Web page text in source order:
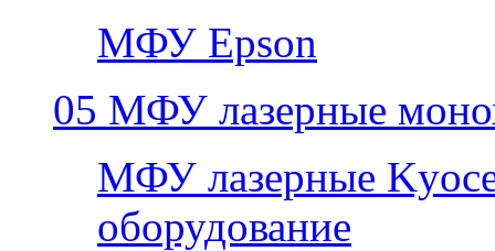
МФУ Epson
05 МФУ лазерные
МФУ лазерные
оборудование